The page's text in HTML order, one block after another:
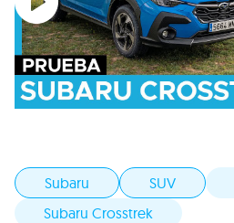
Subaru SUV
Subaru Crosstrek